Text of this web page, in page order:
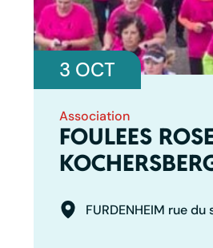
3 OCT
Association
FOULEES
FURDENHEIM rue du